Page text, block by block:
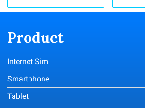
Product
Internet Sim
Smartphone
Tablet